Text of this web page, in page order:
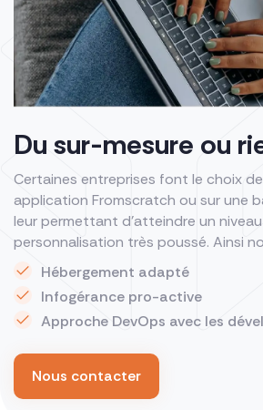
Du sur-mesure ou
Certaines entreprises font le choix
application Fromscratch ou sur une
leur permettant d’atteindre un
personnalisation très poussé. Ainsi
Hébergement adapté
Infogérance pro-active
Approche DevOps avec les
Nous contacter